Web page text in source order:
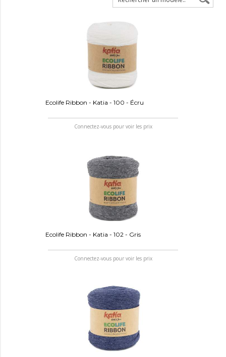
Ecolife Ribbon - Katia - 100 - Écru
Connectez-vous pour voir les prix
Ecolife Ribbon - Katia - 102 - Gris
Connectez-vous pour voir les prix